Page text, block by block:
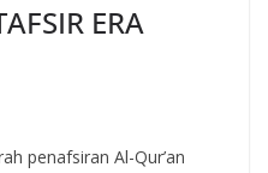
ERA
penafsiran Al-Qur’an